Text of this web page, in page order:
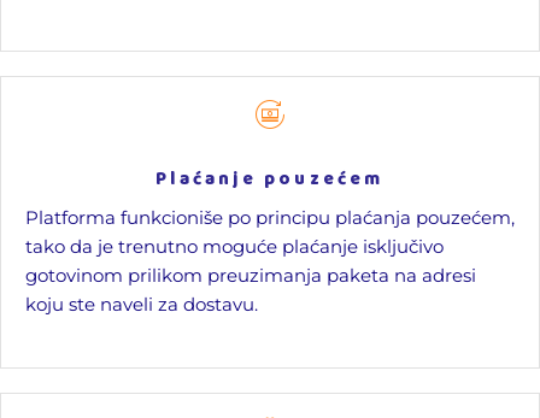
Plaćanje pouzećem
Platforma funkcioniše po principu plaćanja pouzećem,
tako da je trenutno moguće plaćanje isključivo
gotovinom prilikom preuzimanja paketa na adresi
koju ste naveli za dostavu.